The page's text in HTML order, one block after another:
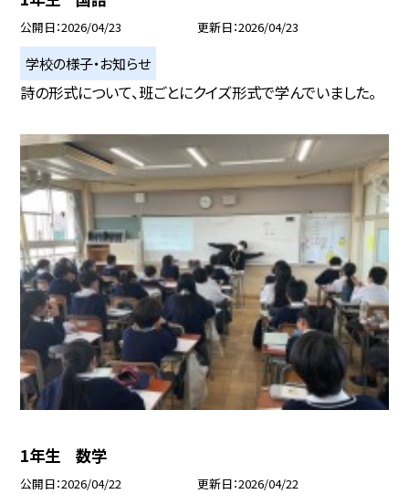
公開日 2026/04/23 更新日 2026/04/23
学校の様子・お知らせ
詩の形式について、班ごとにクイズ形式で学んでいました。
1年生 数学
公開日 2026/04/22 更新日 2026/04/22